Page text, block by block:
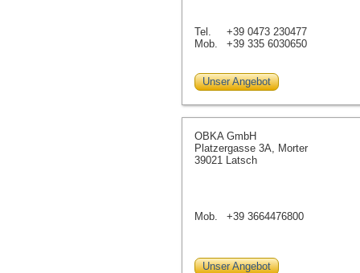
Tel.
+39 0473 230477
Mob.
+39 335 6030650
Unser Angebot
OBKA GmbH
Platzergasse 3A, Morter
39021 Latsch
Mob. +39 3664476800
Unser Angebot